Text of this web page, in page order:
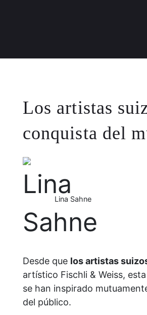
Los artistas
conquista del
Lina Sahne
Desde que los artistas
artístico Fischli & Weiss,
se han inspirado
del público.